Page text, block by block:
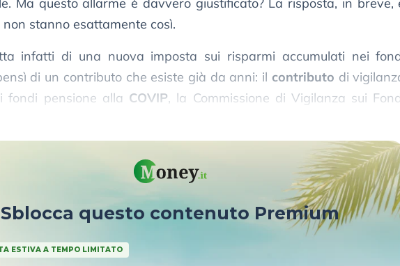
Ma questo allarme è davvero giustificato? La risposta, in breve,
non stanno esattamente così.
infatti di una nuova imposta sui risparmi accumulati nei
di un contributo che esiste già da anni: il contributo di
fondi pensione alla COVIP, la Commissione di Vigilanza sui
Sblocca questo contenuto Premium
ESTIVA A TEMPO LIMITATO